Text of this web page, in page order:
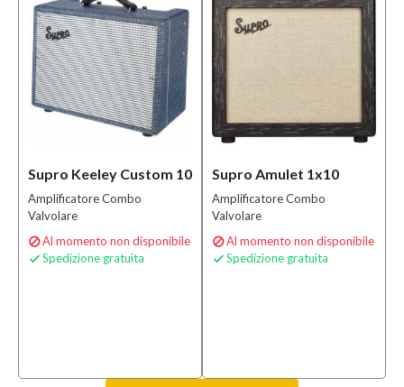
Supro Keeley Custom 10
Amplificatore Combo
Valvolare
Al momento non disponibile
 Spedizione gratuita
Supro Amulet 1x10
Amplificatore Combo
Valvolare
Al momento non disponibile
 Spedizione gratuita